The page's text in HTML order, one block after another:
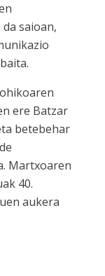
saioan,
ere Batzar
betebehar
Martxoaren
40.
aukera